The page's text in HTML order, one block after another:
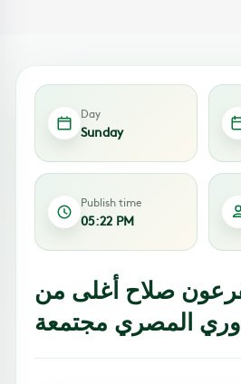
Day
Sunday
Publish time
05:22 PM
صلاح أغلى من